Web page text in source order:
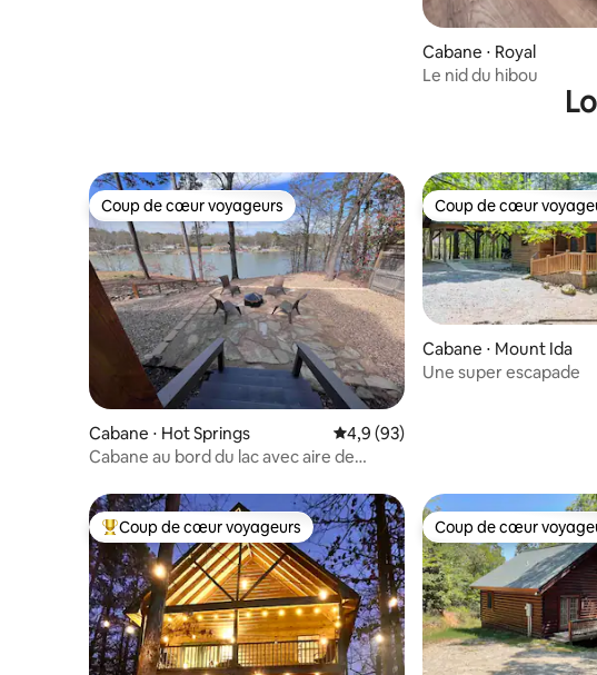
Cabane ⋅ Royal
Le nid du hibou
Coup de cœur voyageurs
Coup de cœur voyageurs
Cabane ⋅ Hot Springs Évaluation moyenne sur la base
4,9 (93)
Cabane au bord du lac avec aire de
Coup de cœur
Coup de cœur
Cabane ⋅ Mount Ida
Une super escapade
Coups de cœur voyageurs les plus appréciés
Coup de cœur voyageurs Coup de cœur
Coup de cœur